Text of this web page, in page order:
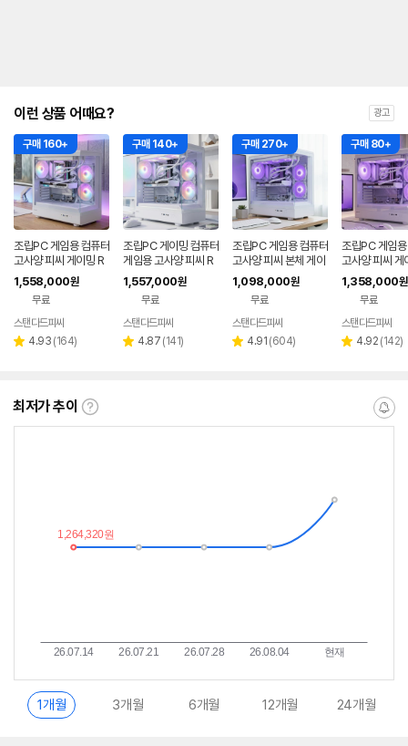
이런 상품 어때요? 광고
구매 160+
조립PC 게임용 컴퓨터
고사양 피씨 게이밍 R
TX5060TI 데스크탑
견적 조립컴 본체 04
1,558,000원
무료
스탠다드피씨
별 4.93 리
(164)
구매 140+
조립PC 게이밍 컴퓨터
게임용 고사양 피씨 R
TX5060 아이온2 견
적 조립컴 본체 00
1,557,000원
무료
스탠다드피씨
별 4.87 리
(141)
구매 270+
조립PC 게임용 컴퓨터
고사양 피씨 본체 게이
밍 아이온2 견적 조립
컴 본체 02
1,098,000원
무료
스탠다드피씨
별 4.91 리
(604)
구매 80+
조립PC 게임
고사양 피씨 게
스크탑 견적 조
체 03
1,358,000원
무료
스탠다드피씨
별 4.92 리
(142)
최저가 추이
최
알
1개월 3개월 6개월 12개월 24개월